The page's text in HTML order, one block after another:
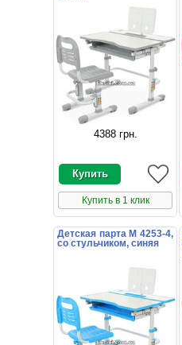
4388 грн.
Купить в 1 клик
Детская парта M 4253-4,
со стульчиком, синяя